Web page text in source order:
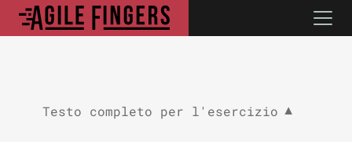
Testo completo per l'esercizio ▼